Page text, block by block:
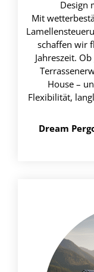
Design
Mit
schaffen wir
Jahreszeit.
House –
Flexibilität,
Dream